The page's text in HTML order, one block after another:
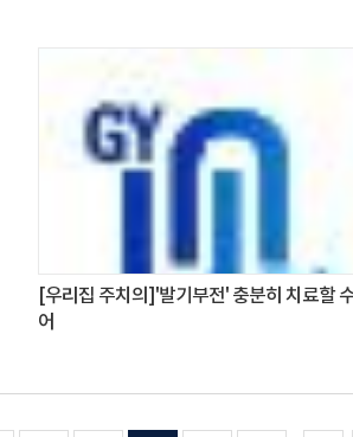
[우리집 주치의]'발기부전' 충분히 치료할
어